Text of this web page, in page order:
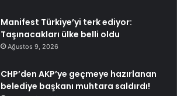
Manifest Türkiye’yi terk ediyor:
Taşınacakları ülke belli oldu
Ağustos 9, 2026
CHP’den AKP’ye geçmeye hazırlanan
belediye başkanı muhtara saldırdı!